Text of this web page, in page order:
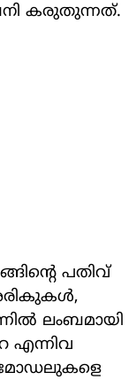
കരുതുന്നത്.
പതിവ്
ലംബമായി
എന്നിവ
മോഡലുകളെ